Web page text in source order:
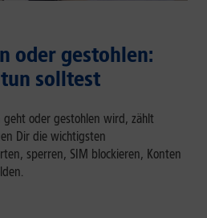
oder gestohlen:
solltest
oder gestohlen wird, zählt
Dir die wichtigsten
sperren, SIM blockieren, Konten